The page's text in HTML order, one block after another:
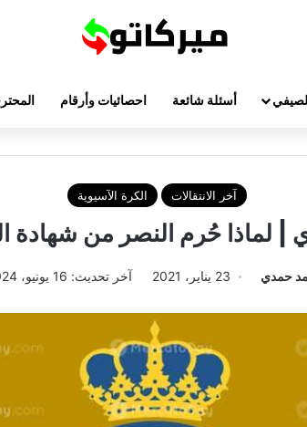
أسئلة شائعة احصائيات وأرقام
آخر الانتقالات الكرة الآسيوية
لماذا حُرم النصر من شهادة
حمدي 23 يناير، 2021 آخر تحديث: 16 يونيو، 2024